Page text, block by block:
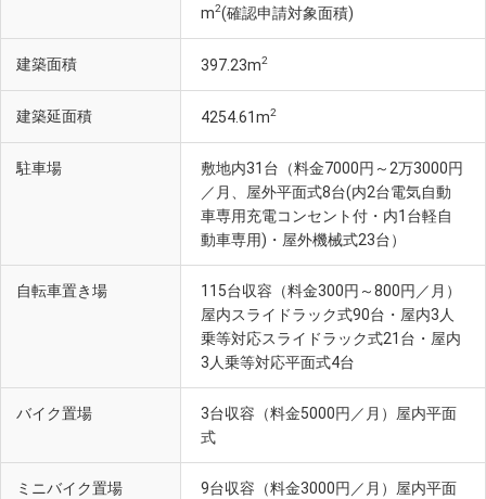
m2(確認申請対象面積)
建築面積 397.23m2
建築延面積 4254.61m2
駐車場
敷地内31台（料金7000円～2万3000円
／月、屋外平面式8台(内2台電気自動
車専用充電コンセント付・内1台軽自
動車専用)・屋外機械式23台）
自転車置き場
115台収容（料金300円～800円／月）
屋内スライドラック式90台・屋内3人
乗等対応スライドラック式21台・屋内
3人乗等対応平面式4台
バイク置場
3台収容（料金5000円／月）屋内平面
式
ミニバイク置場
9台収容（料金3000円／月）屋内平面